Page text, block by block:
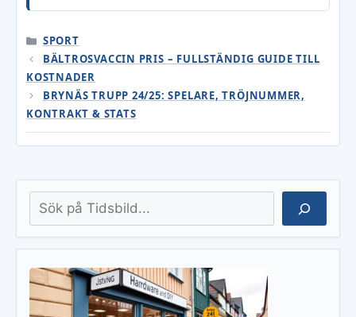
KATEGORIER
SPORT
BÄLTROSVACCIN PRIS – FULLSTÄNDIG GUIDE TILL
KOSTNADER
BRYNÄS TRUPP 24/25: SPELARE, TRÖJNUMMER,
KONTRAKT & STATS
Sök